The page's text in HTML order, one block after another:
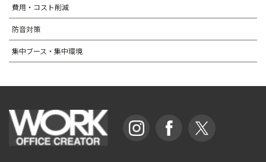
費用・コスト削減
防音対策
集中ブース・集中環境